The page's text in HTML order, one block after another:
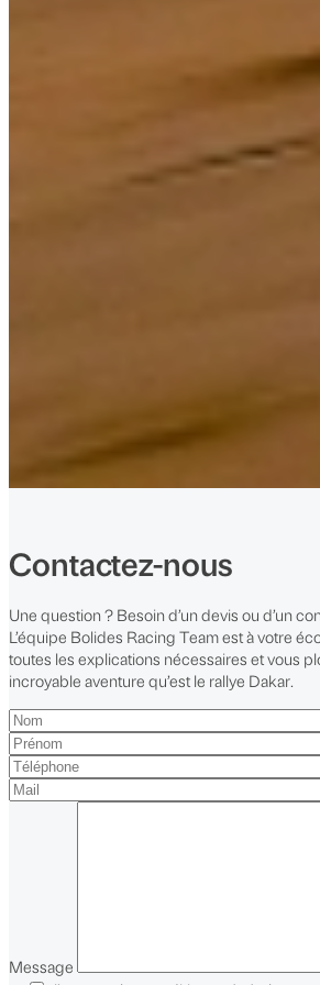
Contactez-nous
Une question ? Besoin d’un devis ou d’un
L’équipe Bolides Racing Team est à votre
toutes les explications nécessaires et vous
incroyable aventure qu’est le rallye Dakar.
Message